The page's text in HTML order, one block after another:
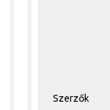
Szerzők